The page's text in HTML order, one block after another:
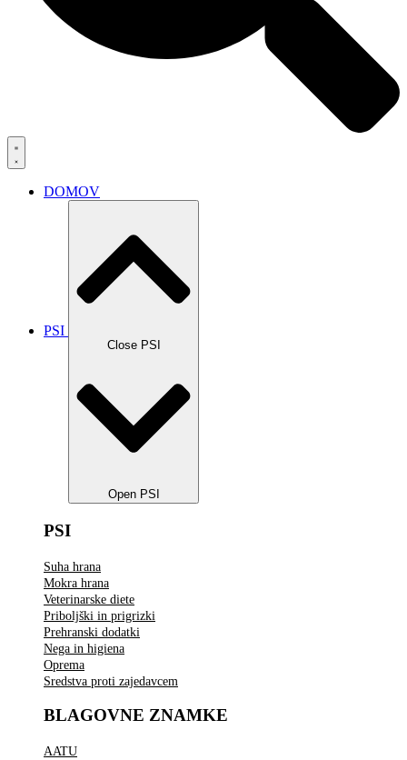
DOMOV
PSI
Close PSI
Open PSI
PSI
Suha hrana
Mokra hrana
Veterinarske diete
Priboljški in prigrizki
Prehranski dodatki
Nega in higiena
Oprema
Sredstva proti zajedavcem
BLAGOVNE ZNAMKE
AATU